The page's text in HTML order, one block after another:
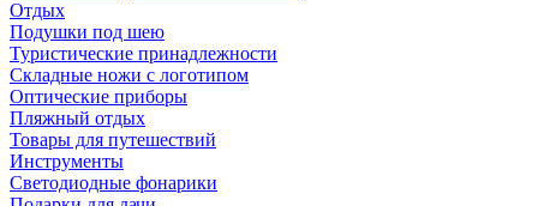
Отдых
Подушки под шею
Туристические принадлежности
Складные ножи с логотипом
Оптические приборы
Пляжный отдых
Товары для путешествий
Инструменты
Светодиодные фонарики